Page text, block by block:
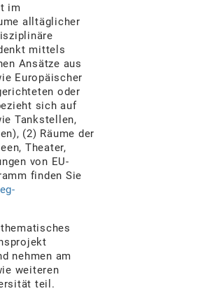
im
alltäglicher
mittels
Ansätze aus
Europäischer
oder
sich auf
Tankstellen,
(2) Räume der
Theater,
von EU-
finden Sie
nehmen am
weiteren
teil.